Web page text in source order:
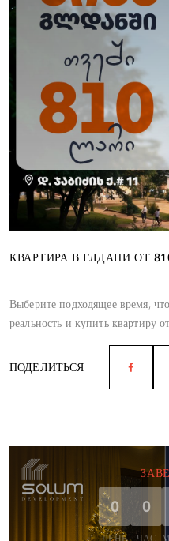
КВАРТИРА В ГЛДАНИ ОТ
Выберите подходящее время,
реальность и купить квартиру
ПОДЕЛИТЬСЯ
0
ДЕНЬ
0
ЧАС